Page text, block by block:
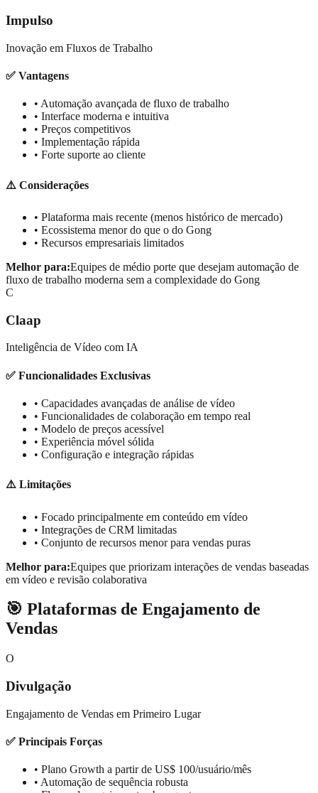
Impulso
Inovação em Fluxos de Trabalho
✅ Vantagens
• Automação avançada de fluxo de trabalho
• Interface moderna e intuitiva
• Preços competitivos
• Implementação rápida
• Forte suporte ao cliente
⚠️ Considerações
• Plataforma mais recente (menos histórico de mercado)
• Ecossistema menor do que o do Gong
• Recursos empresariais limitados
Melhor para:Equipes de médio porte que desejam automação de
fluxo de trabalho moderna sem a complexidade do Gong
C
Claap
Inteligência de Vídeo com IA
✅ Funcionalidades Exclusivas
• Capacidades avançadas de análise de vídeo
• Funcionalidades de colaboração em tempo real
• Modelo de preços acessível
• Experiência móvel sólida
• Configuração e integração rápidas
⚠️ Limitações
• Focado principalmente em conteúdo em vídeo
• Integrações de CRM limitadas
• Conjunto de recursos menor para vendas puras
Melhor para:Equipes que priorizam interações de vendas baseadas
em vídeo e revisão colaborativa
🎯 Plataformas de Engajamento de
Vendas
O
Divulgação
Engajamento de Vendas em Primeiro Lugar
✅ Principais Forças
• Plano Growth a partir de US$ 100/usuário/mês
• Automação de sequência robusta